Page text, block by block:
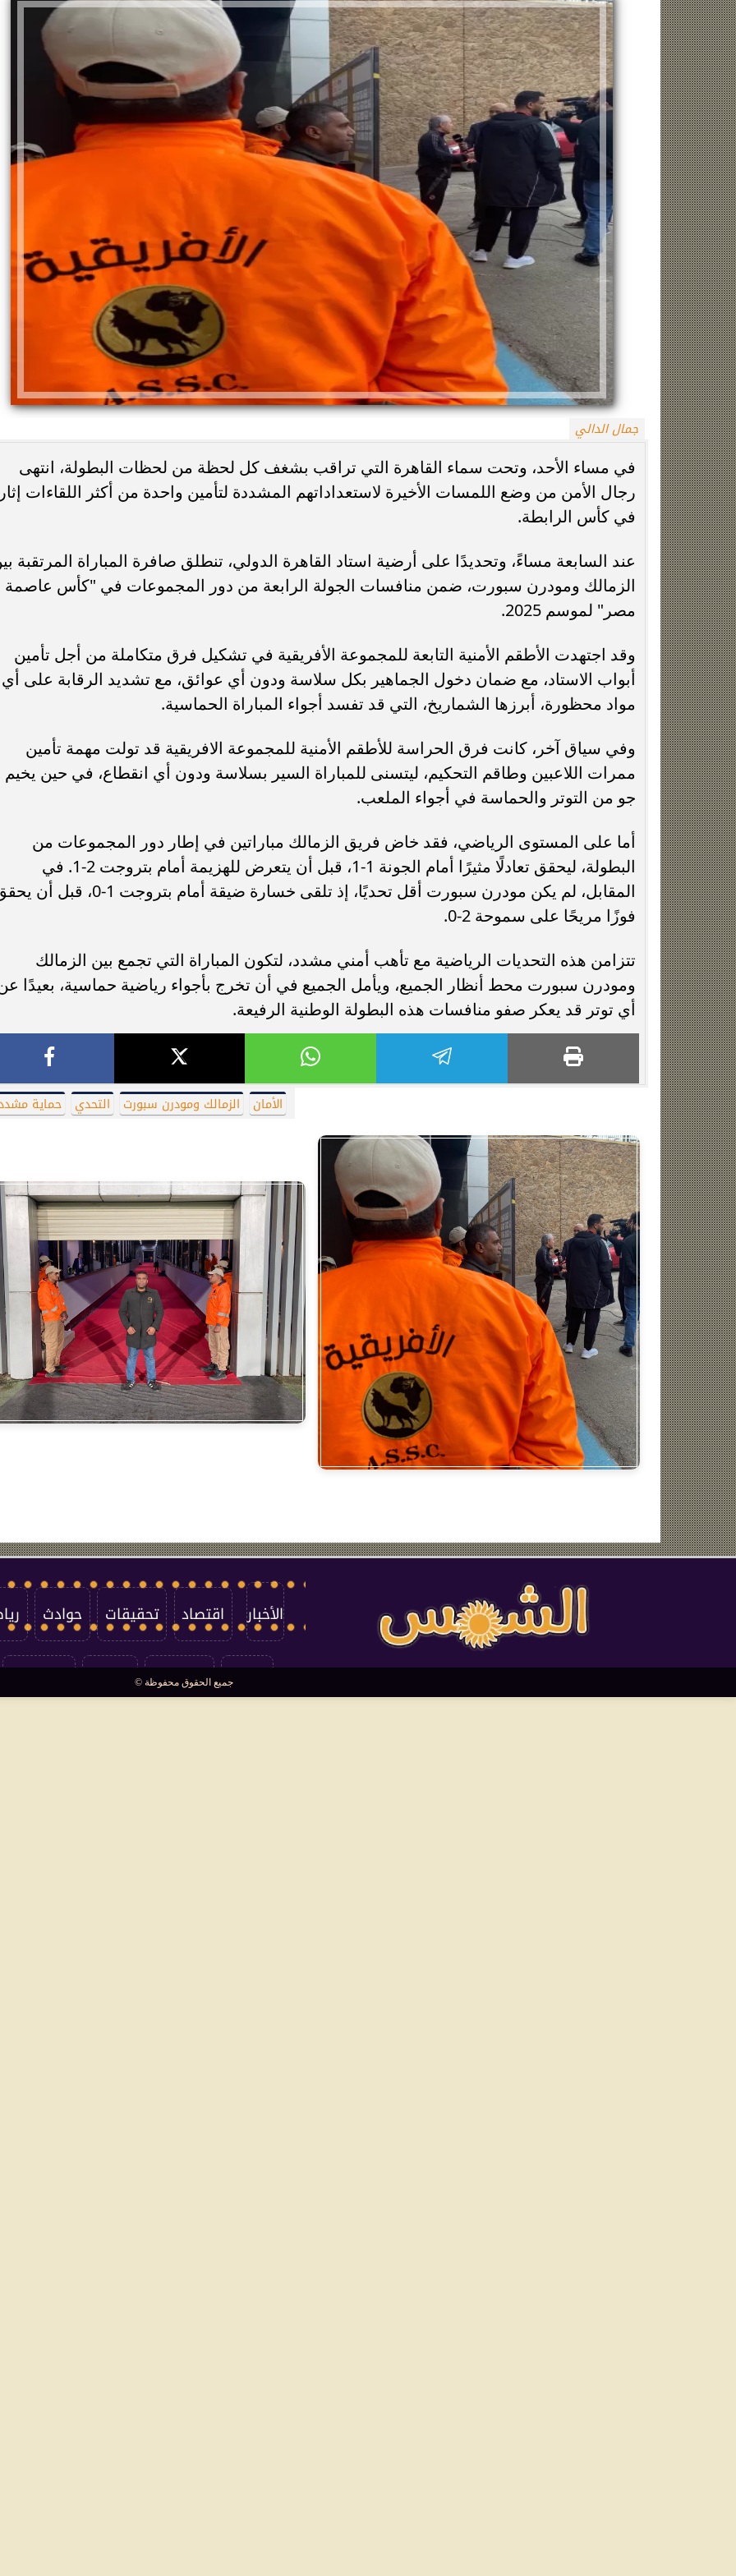
جمال الدالي
في مساء الأحد، وتحت سماء القاهرة التي تراقب بشغف كل لحظة من لحظات البطولة، انتهى
رجال الأمن من وضع اللمسات الأخيرة لاستعداداتهم المشددة لتأمين واحدة من أكثر اللقاءات
في كأس الرابطة.
عند السابعة مساءً، وتحديدًا على أرضية استاد القاهرة الدولي، تنطلق صافرة المباراة المرتقبة
الزمالك ومودرن سبورت، ضمن منافسات الجولة الرابعة من دور المجموعات في "كأس عاصمة
مصر" لموسم 2025.
وقد اجتهدت الأطقم الأمنية التابعة للمجموعة الأفريقية في تشكيل فرق متكاملة من أجل تأمين
أبواب الاستاد، مع ضمان دخول الجماهير بكل سلاسة ودون أي عوائق، مع تشديد الرقابة على أي
مواد محظورة، أبرزها الشماريخ، التي قد تفسد أجواء المباراة الحماسية.
وفي سياق آخر، كانت فرق الحراسة للأطقم الأمنية للمجموعة الافريقية قد تولت مهمة تأمين
ممرات اللاعبين وطاقم التحكيم، ليتسنى للمباراة السير بسلاسة ودون أي انقطاع، في حين يخيم
جو من التوتر والحماسة في أجواء الملعب.
أما على المستوى الرياضي، فقد خاض فريق الزمالك مباراتين في إطار دور المجموعات من
البطولة، ليحقق تعادلًا مثيرًا أمام الجونة 1-1، قبل أن يتعرض للهزيمة أمام بتروجت 2-1. في
المقابل، لم يكن مودرن سبورت أقل تحديًا، إذ تلقى خسارة ضيقة أمام بتروجت 1-0،
فوزًا مريحًا على سموحة 2-0.
تتزامن هذه التحديات الرياضية مع تأهب أمني مشدد، لتكون المباراة التي تجمع بين الزمالك
ومودرن سبورت محط أنظار الجميع، ويأمل الجميع في أن تخرج بأجواء رياضية حماسية، بعيدًا
أي توتر قد يعكر صفو منافسات هذه البطولة الوطنية الرفيعة.
الأمان الزمالك ومودرن سبورت التحدي حماية
زينة عمرو تتوج بجائزة الأفضل بعد تأهل مصر
التاريخي لنصف نهائي مونديال...
التأهل التاريخي إلى نصف نهائي...
عائلي مرتقب في الساحل
الأخبار اقتصاد تحقيقات حوادث
العالم سوشيال
جميع الحقوق محفوظة ©